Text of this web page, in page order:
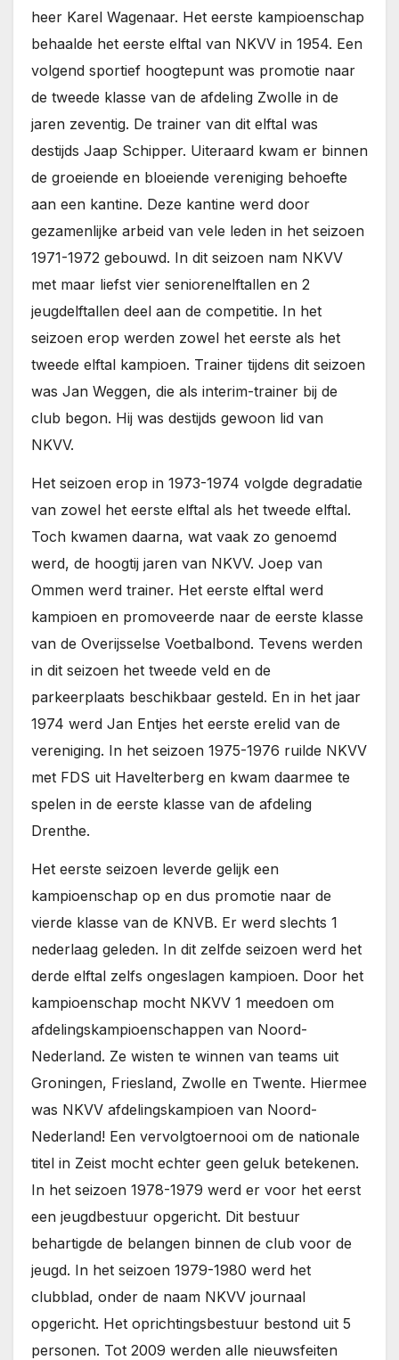
heer Karel Wagenaar. Het eerste kampioenschap
behaalde het eerste elftal van NKVV in 1954. Een
volgend sportief hoogtepunt was promotie naar
de tweede klasse van de afdeling Zwolle in de
jaren zeventig. De trainer van dit elftal was
destijds Jaap Schipper. Uiteraard kwam er binnen
de groeiende en bloeiende vereniging behoefte
aan een kantine. Deze kantine werd door
gezamenlijke arbeid van vele leden in het seizoen
1971-1972 gebouwd. In dit seizoen nam NKVV
met maar liefst vier seniorenelftallen en 2
jeugdelftallen deel aan de competitie. In het
seizoen erop werden zowel het eerste als het
tweede elftal kampioen. Trainer tijdens dit seizoen
was Jan Weggen, die als interim-trainer bij de
club begon. Hij was destijds gewoon lid van
NKVV.
Het seizoen erop in 1973-1974 volgde degradatie
van zowel het eerste elftal als het tweede elftal.
Toch kwamen daarna, wat vaak zo genoemd
werd, de hoogtij jaren van NKVV. Joep van
Ommen werd trainer. Het eerste elftal werd
kampioen en promoveerde naar de eerste klasse
van de Overijsselse Voetbalbond. Tevens werden
in dit seizoen het tweede veld en de
parkeerplaats beschikbaar gesteld. En in het jaar
1974 werd Jan Entjes het eerste erelid van de
vereniging. In het seizoen 1975-1976 ruilde NKVV
met FDS uit Havelterberg en kwam daarmee te
spelen in de eerste klasse van de afdeling
Drenthe.
Het eerste seizoen leverde gelijk een
kampioenschap op en dus promotie naar de
vierde klasse van de KNVB. Er werd slechts 1
nederlaag geleden. In dit zelfde seizoen werd het
derde elftal zelfs ongeslagen kampioen. Door het
kampioenschap mocht NKVV 1 meedoen om
afdelingskampioenschappen van Noord-
Nederland. Ze wisten te winnen van teams uit
Groningen, Friesland, Zwolle en Twente. Hiermee
was NKVV afdelingskampioen van Noord-
Nederland! Een vervolgtoernooi om de nationale
titel in Zeist mocht echter geen geluk betekenen.
In het seizoen 1978-1979 werd er voor het eerst
een jeugdbestuur opgericht. Dit bestuur
behartigde de belangen binnen de club voor de
jeugd. In het seizoen 1979-1980 werd het
clubblad, onder de naam NKVV journaal
opgericht. Het oprichtingsbestuur bestond uit 5
personen. Tot 2009 werden alle nieuwsfeiten